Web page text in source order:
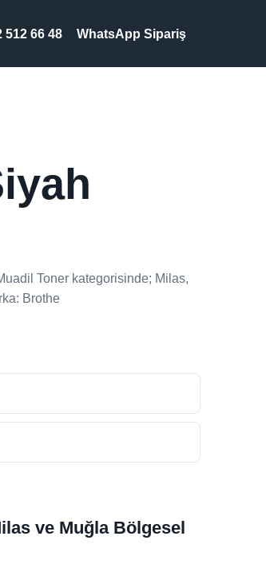
512 66 48 WhatsApp Sipariş
Toner kategorisinde; Milas,
Brothe
ve Muğla Bölgesel